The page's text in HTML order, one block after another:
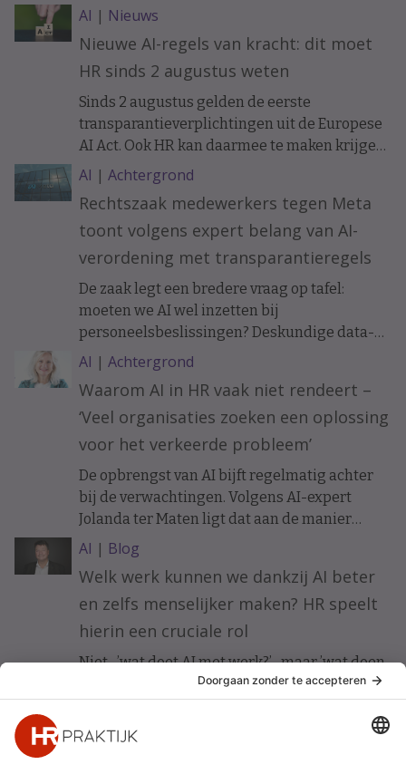
AI | Nieuws
Nieuwe AI-regels van kracht: dit moet
HR sinds 2 augustus weten
Sinds 2 augustus gelden de eerste
transparantieverplichtingen uit de Europese
AI Act. Ook HR kan daarmee te maken krijgen.
Bijvoorbeeld als sollicitanten of medewerkers
communiceren met een AI-chatbot. Wat
verandert er precies en wanneer moet je
mensen informeren?
AI | Achtergrond
Rechtszaak medewerkers tegen Meta
toont volgens expert belang van AI-
verordening met transparantieregels
De zaak legt een bredere vraag op tafel:
moeten we AI wel inzetten bij
personeelsbeslissingen? Deskundige data-
ethiek Koen Versmissen maant tot
voorzichtigheid.
AI | Achtergrond
Waarom AI in HR vaak niet rendeert –
‘Veel organisaties zoeken een oplossing
voor het verkeerde probleem’
De opbrengst van AI bijft regelmatig achter
bij de verwachtingen. Volgens AI-expert
Jolanda ter Maten ligt dat aan de manier
waarop organisaties ermee beginnen.
AI | Blog
Welk werk kunnen we dankzij AI beter
en zelfs menselijker maken? HR speelt
hierin een cruciale rol
Niet ’wat doet AI met werk?’ maar ’wat doen
wij met AI om werk beter te maken?’ Vijf HR-
principes voor werkgeluk in een AI-gedreven
organisatie.